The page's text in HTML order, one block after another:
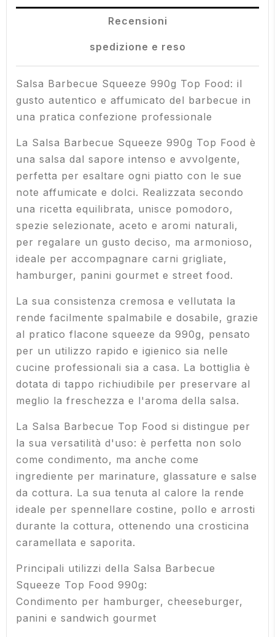
Recensioni
spedizione e reso
Salsa Barbecue Squeeze 990g Top Food: il
gusto autentico e affumicato del barbecue in
una pratica confezione professionale
La Salsa Barbecue Squeeze 990g Top Food è
una salsa dal sapore intenso e avvolgente,
perfetta per esaltare ogni piatto con le sue
note affumicate e dolci. Realizzata secondo
una ricetta equilibrata, unisce pomodoro,
spezie selezionate, aceto e aromi naturali,
per regalare un gusto deciso, ma armonioso,
ideale per accompagnare carni grigliate,
hamburger, panini gourmet e street food.
La sua consistenza cremosa e vellutata la
rende facilmente spalmabile e dosabile, grazie
al pratico flacone squeeze da 990g, pensato
per un utilizzo rapido e igienico sia nelle
cucine professionali sia a casa. La bottiglia è
dotata di tappo richiudibile per preservare al
meglio la freschezza e l'aroma della salsa.
La Salsa Barbecue Top Food si distingue per
la sua versatilità d'uso: è perfetta non solo
come condimento, ma anche come
ingrediente per marinature, glassature e salse
da cottura. La sua tenuta al calore la rende
ideale per spennellare costine, pollo e arrosti
durante la cottura, ottenendo una crosticina
caramellata e saporita.
Principali utilizzi della Salsa Barbecue
Squeeze Top Food 990g:
Condimento per hamburger, cheeseburger,
panini e sandwich gourmet